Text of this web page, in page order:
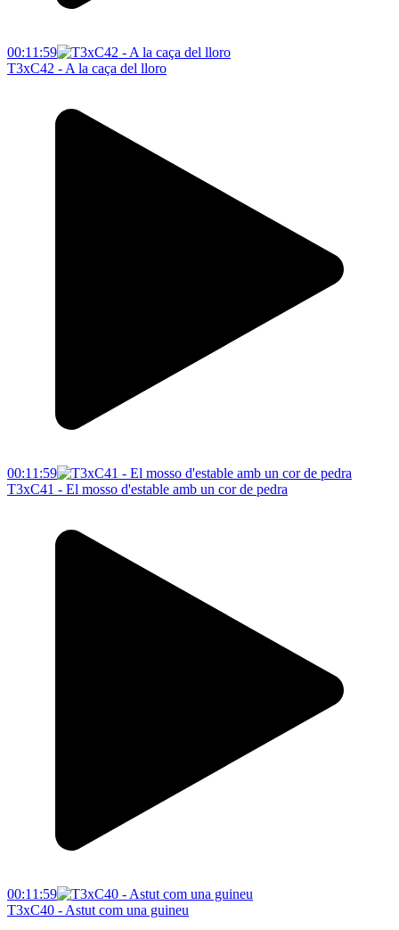
00:11:59
T3xC42 - A la caça del lloro
00:11:59
T3xC41 - El mosso d'estable amb un cor de pedra
00:11:59
T3xC40 - Astut com una guineu